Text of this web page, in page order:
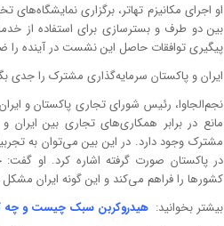
او اجرای مکانیزم تهاتر، برگزاری
بین دو طرف و بسترسازی برای استفاده از
پیگیری توافقات حاصل این نشست در آینده را
ایران و پاکستان سرمایه‌گذاری مشترک را جدی
نجم‌الجاوا، رئیس شورای تجاری پاکستان و
مانع در برابر همکاری‌های تجاری بین
مشترک وجود دارد. در این بین می‌توان به
در پاکستان صورت گرفته اشاره کرد. او
کشورها را فراهم می‌کند و این گونه ایران
بیشتر بخوانید: هیدروکربن سبک چیست و چه